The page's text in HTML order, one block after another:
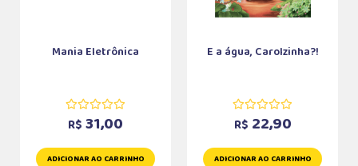
Mania Eletrônica
R$ 31,00
ADICIONAR AO CARRINHO
E a água, Carolzinha?!
R$ 22,90
ADICIONAR AO CARRINHO